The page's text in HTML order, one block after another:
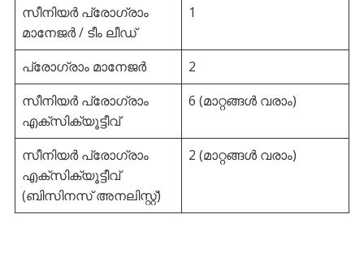
സീനിയർ പ്രോഗ്രാം
മാനേജർ / ടീം ലീഡ്
1
പ്രോഗ്രാം മാനേജർ
2
സീനിയർ പ്രോഗ്രാം
എക്സിക്യൂട്ടീവ്
6 (മാറ്റങ്ങൾ വരാം)
സീനിയർ പ്രോഗ്രാം
എക്സിക്യൂട്ടീവ്
(ബിസിനസ് അനലിസ്റ്റ്)
2 (മാറ്റങ്ങൾ വരാം)